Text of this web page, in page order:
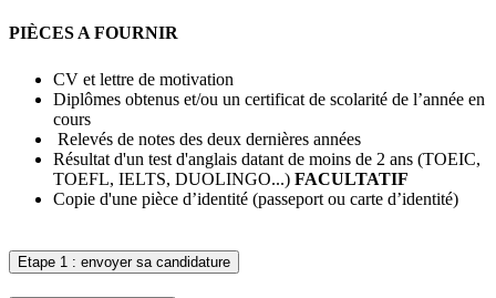
PIÈCES A FOURNIR
CV et lettre de motivation
Diplômes obtenus et/ou un certificat de scolarité de l’année en
cours
Relevés de notes des deux dernières années
Résultat d'un test d'anglais datant de moins de 2 ans (TOEIC,
TOEFL, IELTS, DUOLINGO...) FACULTATIF
Copie d'une pièce d’identité (passeport ou carte d’identité)
Etape 1 : envoyer sa candidature